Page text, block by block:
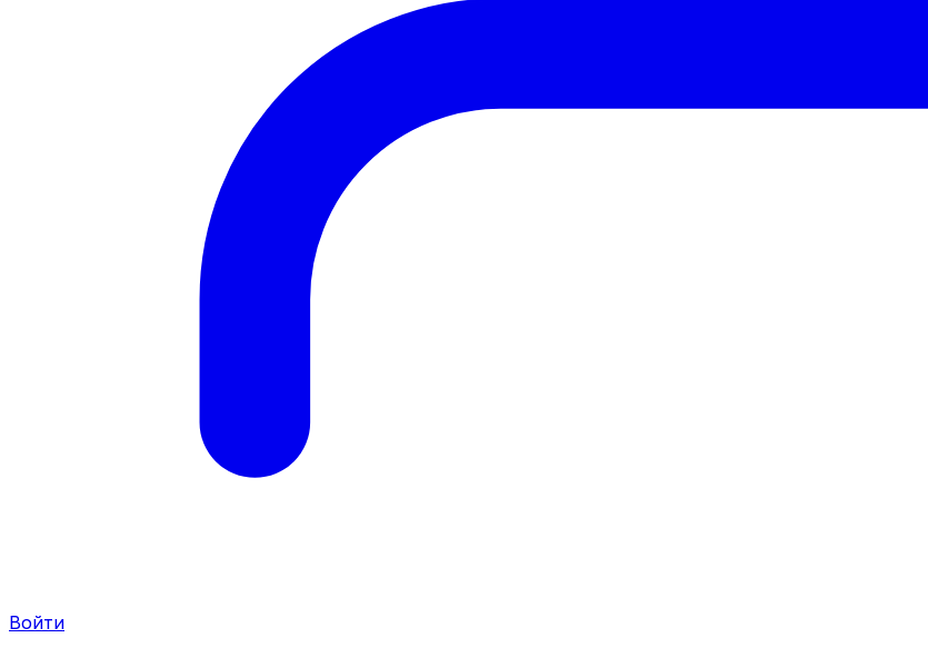
Войти